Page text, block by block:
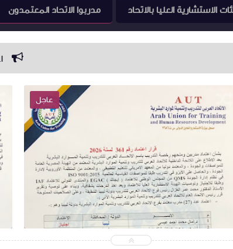
الاستشارية العليا بالاتحاد مدربوا الاتحاد المعتمدون
عاجل
2026-05-19
abdelaalmaroof
شاهد الموضوع